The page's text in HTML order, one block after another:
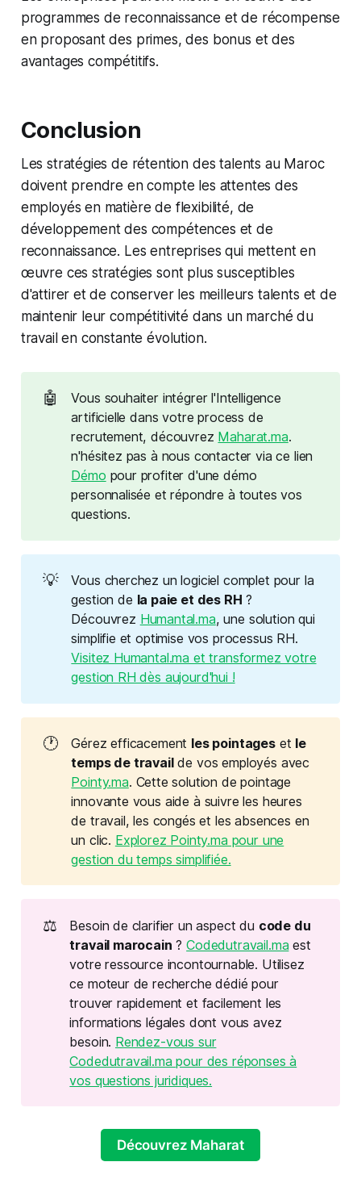
programmes de reconnaissance et de récompense
en proposant des primes, des bonus et des
avantages compétitifs.
Conclusion
Les stratégies de rétention des talents au Maroc
doivent prendre en compte les attentes des
employés en matière de flexibilité, de
développement des compétences et de
reconnaissance. Les entreprises qui mettent en
œuvre ces stratégies sont plus susceptibles
d'attirer et de conserver les meilleurs talents et de
maintenir leur compétitivité dans un marché du
travail en constante évolution.
🤖
Vous souhaiter intégrer l'Intelligence
artificielle dans votre process de
recrutement, découvrez Maharat.ma.
n'hésitez pas à nous contacter via ce lien
Démo pour profiter d'une démo
personnalisée et répondre à toutes vos
questions.
💡
Vous cherchez un logiciel complet pour la
gestion de la paie et des RH ?
Découvrez Humantal.ma, une solution qui
simplifie et optimise vos processus RH.
Visitez Humantal.ma et transformez votre
gestion RH dès aujourd'hui !
🕐 Gérez efficacement les pointageset le
temps de travailde vos employés avec
Pointy.ma. Cette solution de pointage
innovante vous aide à suivre les heures
de travail, les congés et les absences en
un clic. Explorez Pointy.ma pour une
gestion du temps simplifiée.
⚖️ Besoin de clarifier un aspect du code du
travail marocain ?Codedutravail.ma est
votre ressource incontournable. Utilisez
ce moteur de recherche dédié pour
trouver rapidement et facilement les
informations légales dont vous avez
besoin. Rendez-vous sur
Codedutravail.ma pour des réponses à
vos questions juridiques.
Découvrez Maharat